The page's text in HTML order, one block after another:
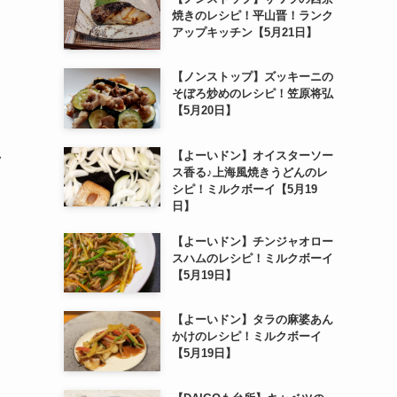
焼きのレシピ！平山晋！ランク
アップキッチン【5月21日】
【ノンストップ】ズッキーニの
そぼろ炒めのレシピ！笠原将弘
【5月20日】
【よーいドン】オイスターソー
ス香る♪上海風焼きうどんのレ
シピ！ミルクボーイ【5月19
日】
【よーいドン】チンジャオロー
スハムのレシピ！ミルクボーイ
【5月19日】
【よーいドン】タラの麻婆あん
かけのレシピ！ミルクボーイ
【5月19日】